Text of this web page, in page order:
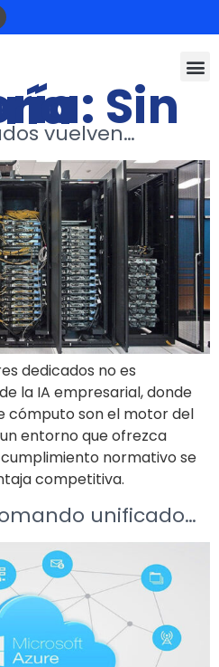
vuelven…
dedicados no es
la IA empresarial, donde
cómputo son el motor del
entorno que ofrezca
normativo se
competitiva.
unificado…